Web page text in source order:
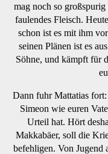
mag noch so
faulendes Fleisch.
schon ist es mit ihm
seinen Plänen ist es
Söhne, und kämpft für
Dann fuhr Mattatias
Simeon wie euren
Urteil hat. Hört
Makkabäer, soll die
befehligen. Von Jugend